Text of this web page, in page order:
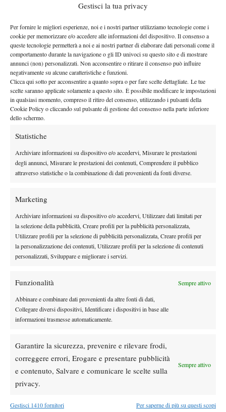
Gestisci la tua privacy
Per fornire le migliori esperienze, noi e i nostri partner utilizziamo tecnologie come i
cookie per memorizzare e/o accedere alle informazioni del dispositivo. Il consenso a
queste tecnologie permetterà a noi e ai nostri partner di elaborare dati personali come il
comportamento durante la navigazione o gli ID univoci su questo sito e di mostrare
annunci (non) personalizzati. Non acconsentire o ritirare il consenso può influire
negativamente su alcune caratteristiche e funzioni.
Clicca qui sotto per acconsentire a quanto sopra o per fare scelte dettagliate. Le tue
scelte saranno applicate solamente a questo sito. È possibile modificare le impostazioni
in qualsiasi momento, compreso il ritiro del consenso, utilizzando i pulsanti della
Cookie Policy o cliccando sul pulsante di gestione del consenso nella parte inferiore
dello schermo.
Statistiche
Archiviare informazioni su dispositivo e/o accedervi, Misurare le prestazioni
degli annunci, Misurare le prestazioni dei contenuti, Comprendere il pubblico
attraverso statistiche o la combinazione di dati provenienti da fonti diverse.
Marketing
Archiviare informazioni su dispositivo e/o accedervi, Utilizzare dati limitati per
la selezione della pubblicità, Creare profili per la pubblicità personalizzata,
Utilizzare profili per la selezione di pubblicità personalizzata, Creare profili per
la personalizzazione dei contenuti, Utilizzare profili per la selezione di contenuti
personalizzati, Sviluppare e migliorare i servizi.
Funzionalità Sempre attivo
Abbinare e combinare dati provenienti da altre fonti di dati,
Collegare diversi dispositivi, Identificare i dispositivi in base alle
informazioni trasmesse automaticamente.
Garantire la sicurezza, prevenire e rilevare frodi,
correggere errori, Erogare e presentare pubblicità
e contenuto, Salvare e comunicare le scelte sulla
privacy.
Sempre attivo
Gestisci 1410 fornitori Per saperne di più su questi scopi
Il match con l’australiana è stato una pura formalità: basti
pensare che Jones è riuscita a tenere la battuta solamente al
quinto game del secondo set. Per la 24enne di Varsavia —
prossima a spegnere venticinque candeline il 31 maggio —
pronta ora la sfida al secondo round conSara Bejlek, uscita
indenne dalla sfida contro Sloane Stephens.
DI TENDENZA
Quinn, Sonego entra nel tabellone
Tennis in TV
Masters 1000 Cincinnati 2026: a che ora e
News
Rusedski sul futuro di Alcaraz: “Non
giocherà lo US Open, forse non lo vedremo
Atp News
Masters 1000 Montreal 2026, Musetti: “Mi
manca ancora la costanza, fa male rivivere